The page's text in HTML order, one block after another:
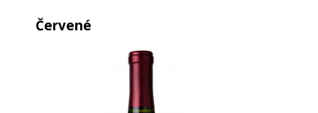
Červené